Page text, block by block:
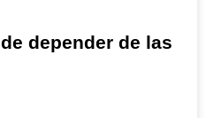
depender de las